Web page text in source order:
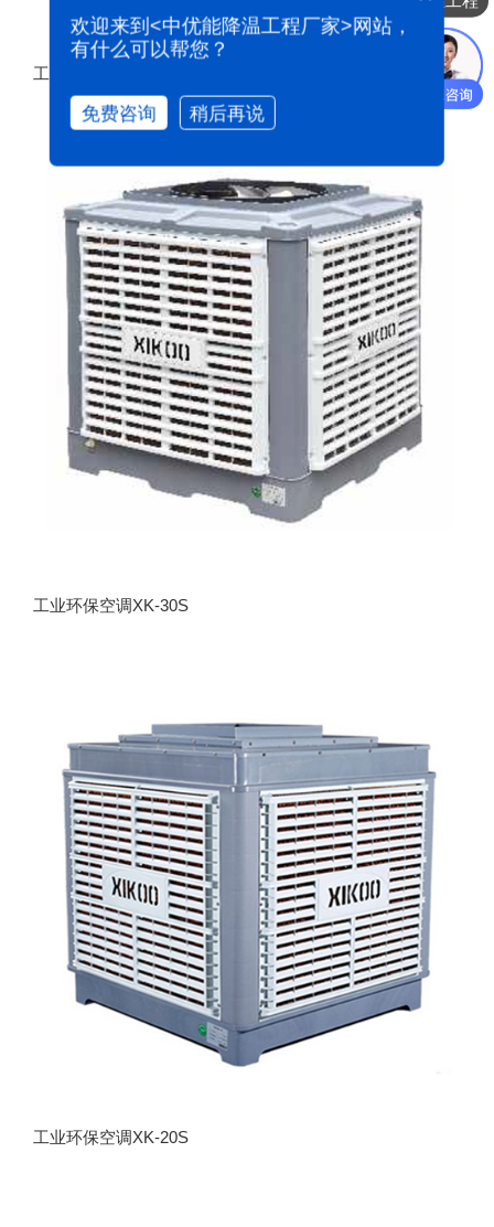
工业环保空调XK-18ST/23ST/25ST变频款
工业环保空调XK-30S
工业环保空调XK-20S
欢迎来到<中优能降温工程厂家>网站，
有什么可以帮您？
免费咨询 稍后再说